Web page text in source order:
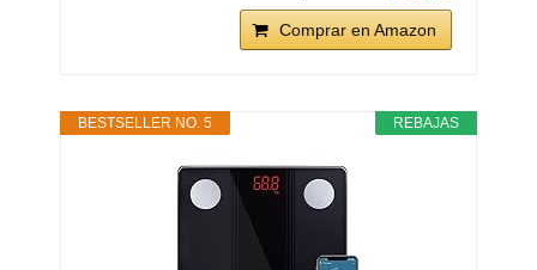
Comprar en Amazon
REBAJAS
BESTSELLER NO. 5